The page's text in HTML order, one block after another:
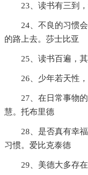
23、读书有三到
24、不良的习惯
的路上去。莎士比亚
25、读书百遍，
26、少年若天性
27、在日常事物
慧。托布里德
28、是否真有幸
习惯。爱比克泰德
29、美德大多存